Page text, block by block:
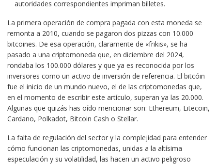
autoridades correspondientes impriman billetes.
La primera operación de compra pagada con esta moneda se
remonta a 2010, cuando se pagaron dos pizzas con 10.000
bitcoines. De esa operación, claramente de «frikis», se ha
pasado a una criptomoneda que, en diciembre del 2024,
rondaba los 100.000 dólares y que ya es reconocida por los
inversores como un activo de inversión de referencia. El bitcóin
fue el inicio de un mundo nuevo, el de las criptomonedas que,
en el momento de escribir este artículo, superan ya las 20.000.
Algunas que quizás has oído mencionar son: Ethereum, Litecoin,
Cardano, Polkadot, Bitcoin Cash o Stellar.
La falta de regulación del sector y la complejidad para entender
cómo funcionan las criptomonedas, unidas a la altísima
especulación y su volatilidad, las hacen un activo peligroso